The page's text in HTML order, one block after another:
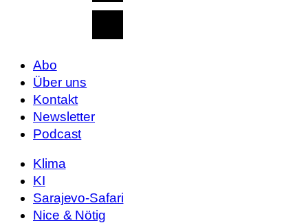
Abo
Über uns
Kontakt
Newsletter
Podcast
Klima
KI
Sarajevo-Safari
Nice & Nötig